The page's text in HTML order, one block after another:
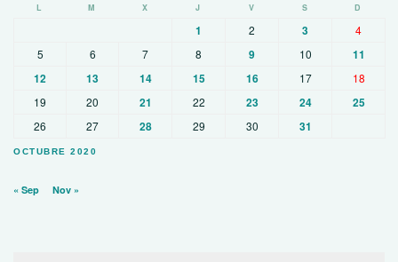
OCTUBRE 2020
L M X J V S D
1 2 3
4
5
6 7 8 9 10
11
12
13 14 15 16 17
18
19
20 21 22 23 24 25
26 27 28 29 30 31
« Sep Nov »